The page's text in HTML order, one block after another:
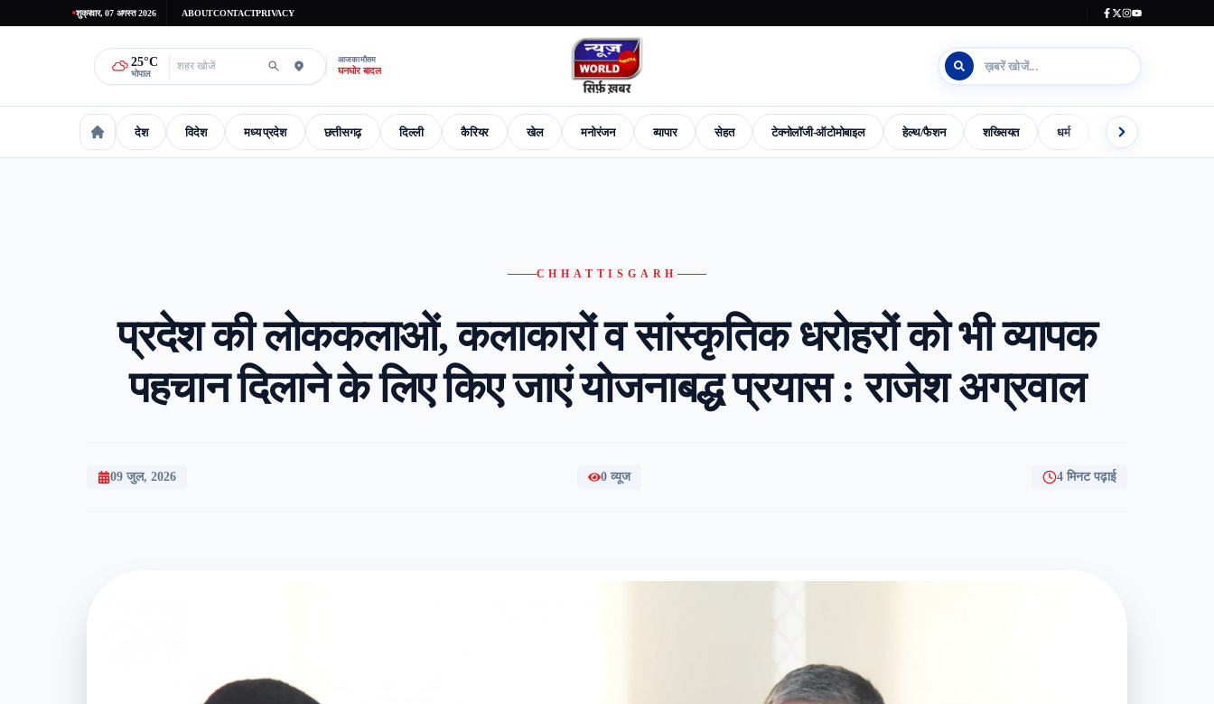
शुक्रवार, 07 अगस्त 2026 ABOUTCONTACTPRIVACY
25°C
भोपाल
आज का मौसम
घनघोर बादल
देश विदेश मध्य प्रदेश छत्तीसगढ़ दिल्ली कैरियर खेल मनोरंजन व्यापार सेहत टेक्नोलॉजी-ऑटोमोबाइल हेल्थ/फैशन शख्सियत धर्म इलेक्शन काउंटडाउन
nationalInternational madhaya-pradesh ChhattisgarhDelhi-News Career SportsEntertainment BusinessHealthTech-News Fashion News-World-Special Dharm Madhya-Pradesh-Election-2023
CHHATTISGARH
प्रदेश की लोककलाओं, कलाकारों व सांस्कृतिक धरोहरों को भी व्यापक
पहचान दिलाने के लिए किए जाएं योजनाबद्ध प्रयास : राजेश अग्रवाल
09 जुल, 2026 0 व्यूज 4 मिनट पढ़ाई